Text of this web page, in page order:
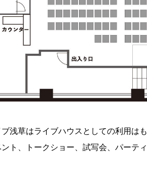
浅草はライブハウスとしての利用は
ト、トークショー、試写会、パーテ